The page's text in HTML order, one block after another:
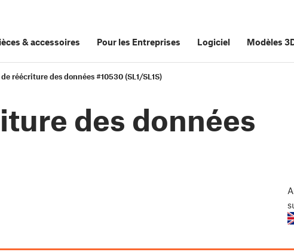
&accessoires Pour les Entreprises Logiciel Modèles
réécriture des données #10530 (SL1/SL1S)
des données